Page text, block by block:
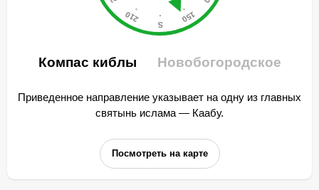
Компас киблы Новобогородское
Приведенное направление указывает на одну из главных
святынь ислама — Каабу.
Посмотреть на карте